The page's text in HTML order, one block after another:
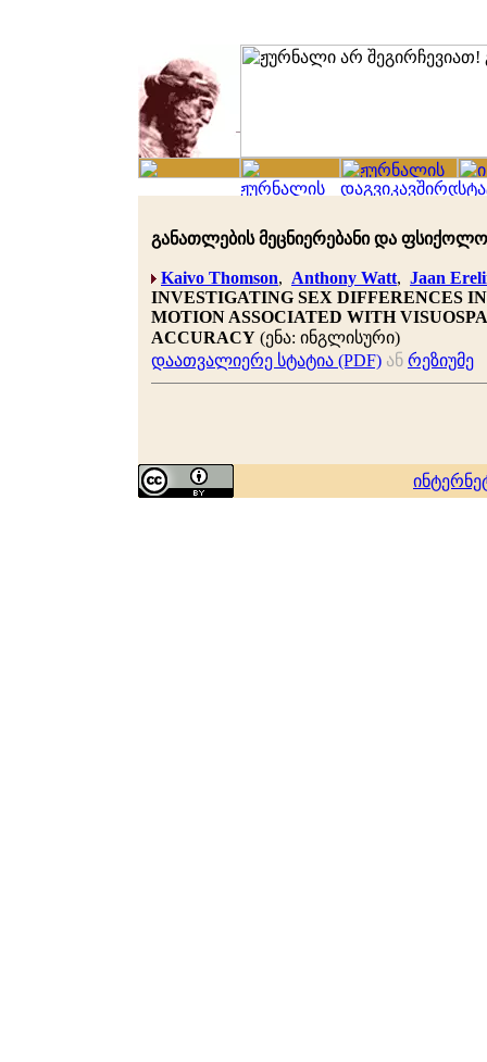
განათლების მეცნიერებანი და
Kaivo Thomson, Anthony Watt, Jaan
INVESTIGATING SEX DIFFERENCES
MOTION ASSOCIATED WITH
ACCURACY (ენა: ინგლისური)
დაათვალიერე სტატია (PDF) ან რეზიუმე